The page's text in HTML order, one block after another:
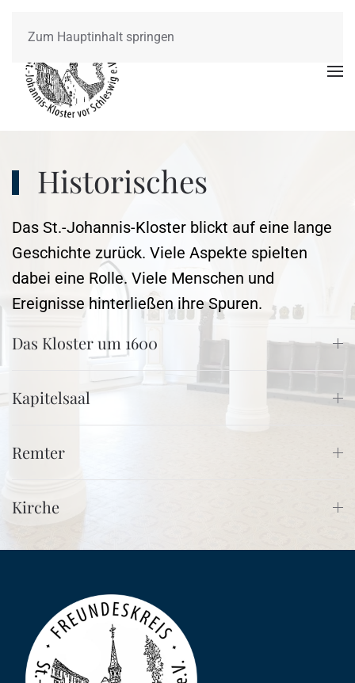
Zum Hauptinhalt springen
Historisches
Das St.-Johannis-Kloster blickt auf eine lange
Geschichte zurück. Viele Aspekte spielten
dabei eine Rolle. Viele Menschen und
Ereignisse hinterließen ihre Spuren.
Das Kloster um 1600
Kapitelsaal
Remter
Kirche